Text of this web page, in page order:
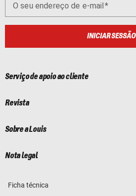
O seu endereço de e-mail
INICIAR SESSÃO
Serviço de apoio ao cliente
Revista
Sobre a Louis
Nota legal
Ficha técnica